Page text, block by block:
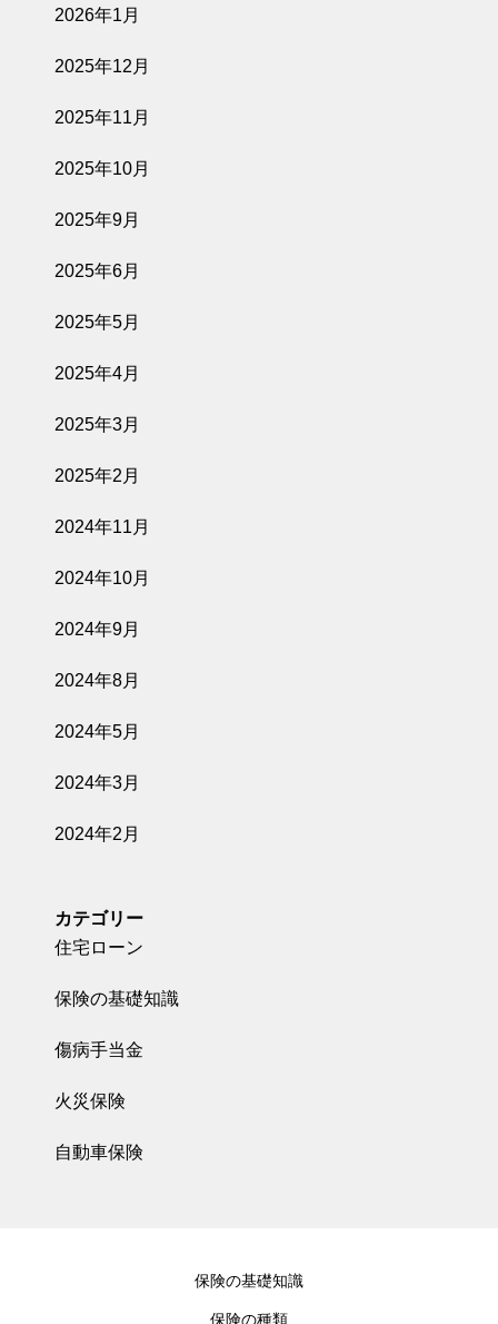
2026年1月
2025年12月
2025年11月
2025年10月
2025年9月
2025年6月
2025年5月
2025年4月
2025年3月
2025年2月
2024年11月
2024年10月
2024年9月
2024年8月
2024年5月
2024年3月
2024年2月
カテゴリー
住宅ローン
保険の基礎知識
傷病手当金
火災保険
自動車保険
保険の基礎知識
保険の種類